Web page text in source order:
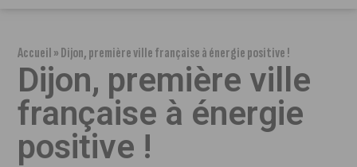
Accueil»Dijon, première ville française à énergie positive !
Dijon, première ville
française à énergie
positive !